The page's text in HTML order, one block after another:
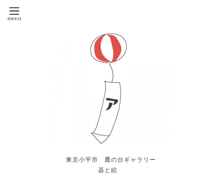
東京小平市 鷹の台ギャラリー
器と絵